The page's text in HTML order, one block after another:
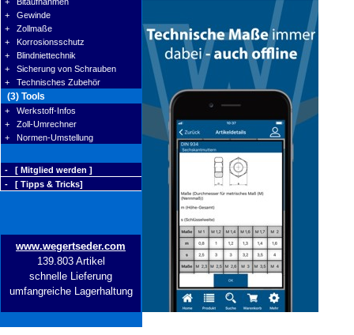
+ Gewinde
+ Zollmaße
+ Korrosionsschutz
+ Blindniettechnik
+ Sicherung von Schrauben
+ Technisches Zubehör
(3) Tools
+ Werkstoff-Infos
+ Zoll-Umrechner
+ Normen-Umstellung
- [ Mitglied werden ]
- [ Tipps & Tricks]
www.wegertseder.com
139.803 Artikel
schnelle Lieferung
umfangreiche Lagerhaltung